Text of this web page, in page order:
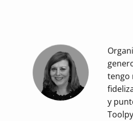
tengo
y